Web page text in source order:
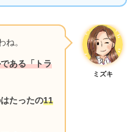
ね。
ある「トラ
たったの11
ミズキ